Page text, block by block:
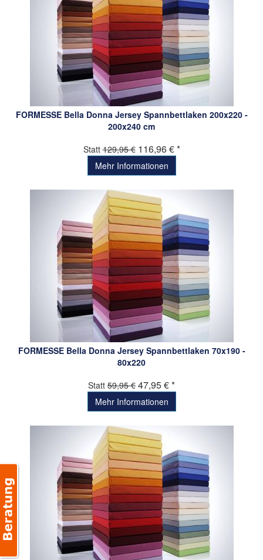
FORMESSE Bella Donna Jersey Spannbettlaken 200x220 -
200x240 cm
Statt129,95 € 116,96 € *
Mehr Informationen
FORMESSE Bella Donna Jersey Spannbettlaken 70x190 -
80x220
Statt 59,95 € 47,95 € *
Mehr Informationen